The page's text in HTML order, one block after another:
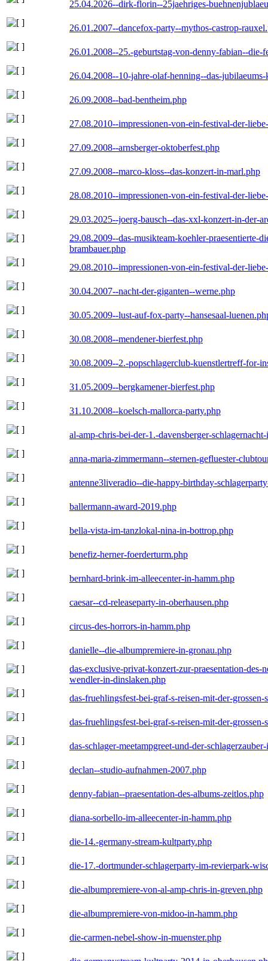
25.04.2026--dirk-florin--25jaehriges-
26.01.2007--dancefox-party--mythos-castrop-
26.01.2008--25.-geburtstag-von-denny-fabian--die-
26.04.2008--10-jahre-olaf-henning--das-
26.09.2008--bad-bentheim.php
27.08.2010--impressionen-von-ein-festival-der-
27.09.2008--arnsberger-oktoberfest.php
27.09.2008--marco-kloss--das-konzert-in-marl.php
28.08.2010--impressionen-von-ein-festival-der-
29.03.2025--joerg-bausch--das-xxl-konzert-in-der-
29.08.2009--das-musikteam-koehler-praesentierte-
brambauer.php
29.08.2010--impressionen-von-ein-festival-der-
30.04.2007--nacht-der-giganten--werne.php
30.05.2009--lust-auf-fox-party--hansesaal-
30.08.2008--mendener-bierfest.php
30.08.2009--2.-popschlagerclub-kuenstlertreff-for-
31.05.2009--bergkamener-bierfest.php
31.10.2008--koelsch-mallorca-party.php
al-amp-chris-bei-der-1.-davensberger-
anna-maria-zimmermann--sternen-gefluester-
antenne3liveradio--die-happy-birthday-
ballermann-award-2019.php
bella-vista-im-tanzlokal-nina-in-bottrop.php
benefiz-herner-foerderturm.php
bernhard-brink-im-alleecenter-in-hamm.php
caesar--cd-releaseparty-in-oberhausen.php
circus-des-horrors-in-hamm.php
danielle--die-albumpremiere-in-gronau.php
das-exclusive-privat-konzert-zur-praesentation-
wendler-in-dinslaken.php
das-fruehlingsfest-bei-graf-s-reisen-mit-der-
das-fruehlingsfest-bei-graf-s-reisen-mit-der-
das-schlager-meetampgreet-und-der-
declan--studio-aufnahmen-2007.php
denny-fabian--praesentation-des-albums-zeitlos.php
diana-sorbello-im-alleecenter-in-hamm.php
die-14.-germany-stream-kultparty.php
die-17.-dortmunder-schlagerparty-im-revierpark-
die-albumpremiere-von-al-amp-chris-in-greven.php
die-albumpremiere-von-midoo-in-hamm.php
die-carmen-nebel-show-in-muenster.php